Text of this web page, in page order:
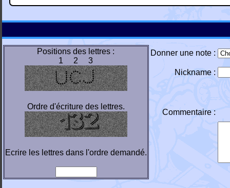
Positions des lettres :
1 2 3
Ordre d'écriture des lettres.
Ecrire les lettres dans l'ordre demandé.
Donner une note :
Nickname :
Commentaire :